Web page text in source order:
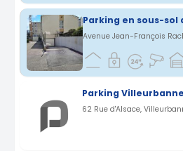
62 Rue d'Alsace,